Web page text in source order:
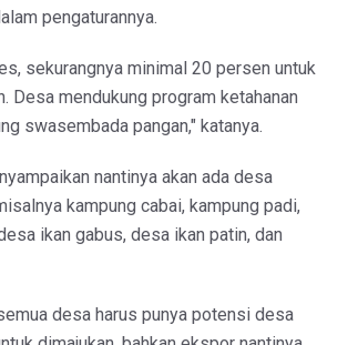
pengaturannya.
sekurangnya minimal 20 persen untuk
Desa mendukung program ketahanan
swasembada pangan," katanya.
nantinya akan ada desa
kampung cabai, kampung padi,
ikan gabus, desa ikan patin, dan
desa harus punya potensi desa